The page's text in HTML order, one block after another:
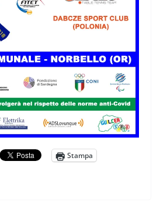
Stampa